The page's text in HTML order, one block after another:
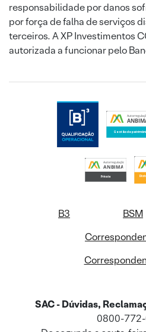
responsabilidade por danos
por força de falha de serviços
terceiros. A XP Investimentos
autorizada a funcionar pelo
B3 BSM
SAC - Dúvidas,
0800-